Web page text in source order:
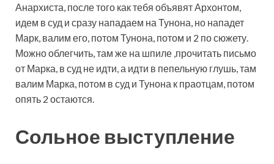
Анархиста, после того как тебя объявят Архонтом,
идем в суд и сразу нападаем на Тунона, но нападет
Марк, валим его, потом Тунона, потом и 2 по сюжету.
Можно облегчить, там же на шпиле ,прочитать письмо
от Марка, в суд не идти, а идти в пепельную глушь, там
валим Марка, потом в суд и Тунона к праотцам, потом
опять 2 остаются.
Сольное выступление